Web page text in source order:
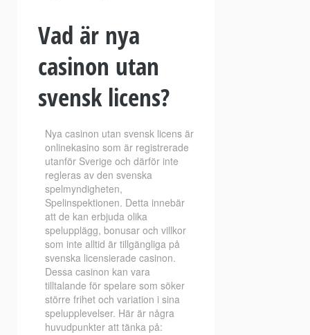
Vad är nya
casinon utan
svensk licens?
Nya casinon utan svensk licens är
onlinekasino som är registrerade
utanför Sverige och därför inte
regleras av den svenska
spelmyndigheten,
Spelinspektionen. Detta innebär
att de kan erbjuda olika
spelupplägg, bonusar och villkor
som inte alltid är tillgängliga på
svenska licensierade casinon.
Dessa casinon kan vara
tilltalande för spelare som söker
större frihet och variation i sina
spelupplevelser. Här är några
huvudpunkter att tänka på: